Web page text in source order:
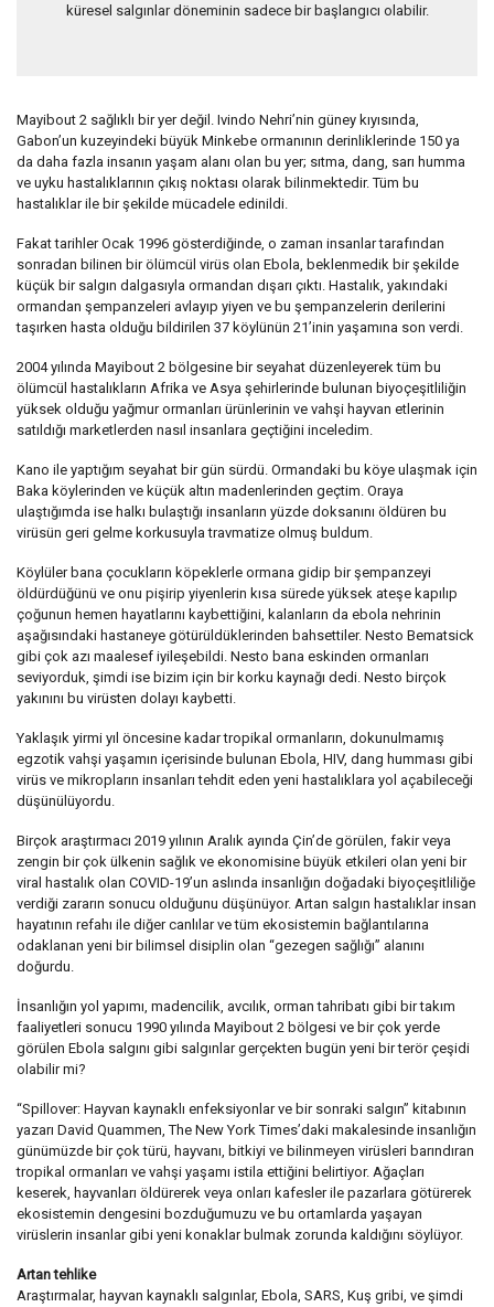
küresel salgınlar döneminin sadece bir başlangıcı olabilir.
Mayibout 2 sağlıklı bir yer değil. Ivindo Nehri’nin güney kıyısında,
Gabon’un kuzeyindeki büyük Minkebe ormanının derinliklerinde 150 ya
da daha fazla insanın yaşam alanı olan bu yer; sıtma, dang, sarı humma
ve uyku hastalıklarının çıkış noktası olarak bilinmektedir. Tüm bu
hastalıklar ile bir şekilde mücadele edinildi.
Fakat tarihler Ocak 1996 gösterdiğinde, o zaman insanlar tarafından
sonradan bilinen bir ölümcül virüs olan Ebola, beklenmedik bir şekilde
küçük bir salgın dalgasıyla ormandan dışarı çıktı. Hastalık, yakındaki
ormandan şempanzeleri avlayıp yiyen ve bu şempanzelerin derilerini
taşırken hasta olduğu bildirilen 37 köylünün 21’inin yaşamına son verdi.
2004 yılında Mayibout 2 bölgesine bir seyahat düzenleyerek tüm bu
ölümcül hastalıkların Afrika ve Asya şehirlerinde bulunan biyoçeşitliliğin
yüksek olduğu yağmur ormanları ürünlerinin ve vahşi hayvan etlerinin
satıldığı marketlerden nasıl insanlara geçtiğini inceledim.
Kano ile yaptığım seyahat bir gün sürdü. Ormandaki bu köye ulaşmak için
Baka köylerinden ve küçük altın madenlerinden geçtim. Oraya
ulaştığımda ise halkı bulaştığı insanların yüzde doksanını öldüren bu
virüsün geri gelme korkusuyla travmatize olmuş buldum.
Köylüler bana çocukların köpeklerle ormana gidip bir şempanzeyi
öldürdüğünü ve onu pişirip yiyenlerin kısa sürede yüksek ateşe kapılıp
çoğunun hemen hayatlarını kaybettiğini, kalanların da ebola nehrinin
aşağısındaki hastaneye götürüldüklerinden bahsettiler. Nesto Bematsick
gibi çok azı maalesef iyileşebildi. Nesto bana eskinden ormanları
seviyorduk, şimdi ise bizim için bir korku kaynağı dedi. Nesto birçok
yakınını bu virüsten dolayı kaybetti.
Yaklaşık yirmi yıl öncesine kadar tropikal ormanların, dokunulmamış
egzotik vahşi yaşamın içerisinde bulunan Ebola, HIV, dang humması gibi
virüs ve mikropların insanları tehdit eden yeni hastalıklara yol açabileceği
düşünülüyordu.
Birçok araştırmacı 2019 yılının Aralık ayında Çin’de görülen, fakir veya
zengin bir çok ülkenin sağlık ve ekonomisine büyük etkileri olan yeni bir
viral hastalık olan COVID-19’un aslında insanlığın doğadaki biyoçeşitliliğe
verdiği zararın sonucu olduğunu düşünüyor. Artan salgın hastalıklar insan
hayatının refahı ile diğer canlılar ve tüm ekosistemin bağlantılarına
odaklanan yeni bir bilimsel disiplin olan “gezegen sağlığı” alanını
doğurdu.
İnsanlığın yol yapımı, madencilik, avcılık, orman tahribatı gibi bir takım
faaliyetleri sonucu 1990 yılında Mayibout 2 bölgesi ve bir çok yerde
görülen Ebola salgını gibi salgınlar gerçekten bugün yeni bir terör çeşidi
olabilir mi?
“Spillover: Hayvan kaynaklı enfeksiyonlar ve bir sonraki salgın” kitabının
yazarı David Quammen, The New York Times’daki makalesinde insanlığın
günümüzde bir çok türü, hayvanı, bitkiyi ve bilinmeyen virüsleri barındıran
tropikal ormanları ve vahşi yaşamı istila ettiğini belirtiyor. Ağaçları
keserek, hayvanları öldürerek veya onları kafesler ile pazarlara götürerek
ekosistemin dengesini bozduğumuzu ve bu ortamlarda yaşayan
virüslerin insanlar gibi yeni konaklar bulmak zorunda kaldığını söylüyor.
Artan tehlike
Araştırmalar, hayvan kaynaklı salgınlar, Ebola, SARS, Kuş gribi, ve şimdi